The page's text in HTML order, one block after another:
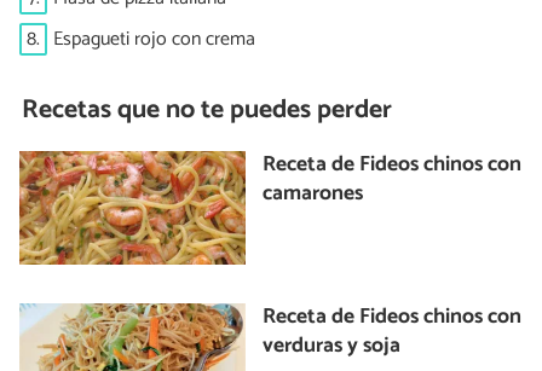
8. Espagueti rojo con crema
Recetas que no te puedes perder
Receta de Fideos chinos con
camarones
Receta de Fideos chinos con
verduras y soja